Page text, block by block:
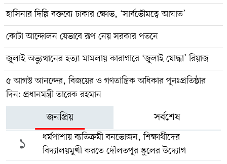
হাসিনার দিল্লি বক্তব্যে ঢাকার ক্ষোভ, ‘সার্বভৌমত্বে আঘাত’
কোটা আন্দোলন যেভাবে রূপ নেয় সরকার পতনে
জুলাই অভ্যুত্থানের হত্যা মামলায় কারাগারে ‘জুলাই যোদ্ধা’ রিয়াজ
৫ আগস্ট আনন্দের, বিজয়ের ও গণতান্ত্রিক অধিকার পুনঃপ্রতিষ্ঠার
দিন: প্রধানমন্ত্রী তারেক রহমান
জনপ্রিয় সর্বশেষ
১
ধর্মপাশায় ব্যতিক্রমী বনভোজন, শিক্ষার্থীদের
বিদ্যালয়মুখী করতে দৌলতপুর স্কুলের উদ্যোগ